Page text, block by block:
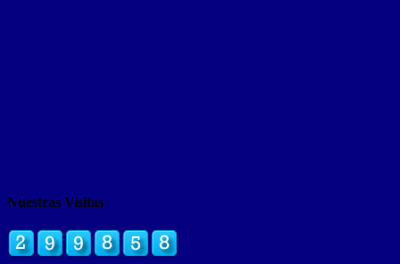
Nuestras Visitas